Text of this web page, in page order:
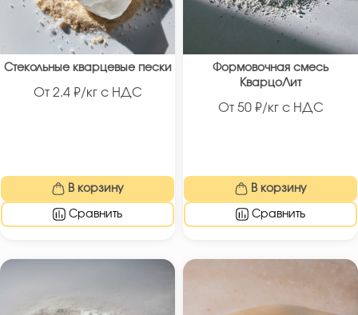
Стекольные кварцевые пески
От 2.4 ₽/кг с НДС
В корзину
Сравнить
Формовочная смесь
КварцоЛит
От 50 ₽/кг с НДС
В корзину
Сравнить